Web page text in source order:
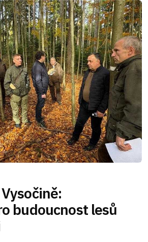
budoucnost lesů